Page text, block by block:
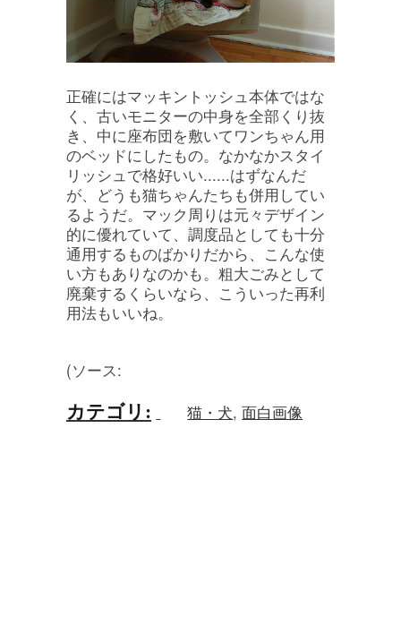
正確にはマッキントッシュ本体ではな
く、古いモニターの中身を全部くり抜
き、中に座布団を敷いてワンちゃん用
のベッドにしたもの。なかなかスタイ
リッシュで格好いい......はずなんだ
が、どうも猫ちゃんたちも併用してい
るようだ。マック周りは元々デザイン
的に優れていて、調度品としても十分
通用するものばかりだから、こんな使
い方もありなのかも。粗大ごみとして
廃棄するくらいなら、こういった再利
用法もいいね。
(ソース:
カテゴリ : 猫・犬, 面白画像